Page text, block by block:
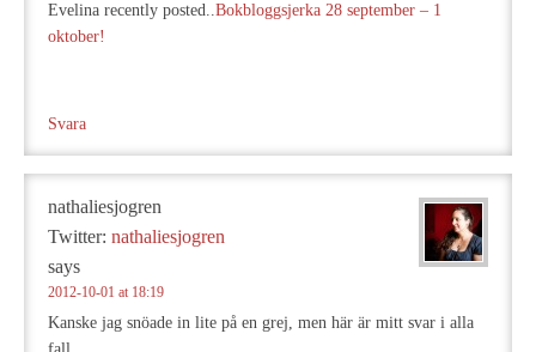
Evelina recently posted..Bokbloggsjerka 28 september – 1
oktober!
Svara
nathaliesjogren
Twitter: nathaliesjogren
says
2012-10-01 at 18:19
Kanske jag snöade in lite på en grej, men här är mitt svar i alla